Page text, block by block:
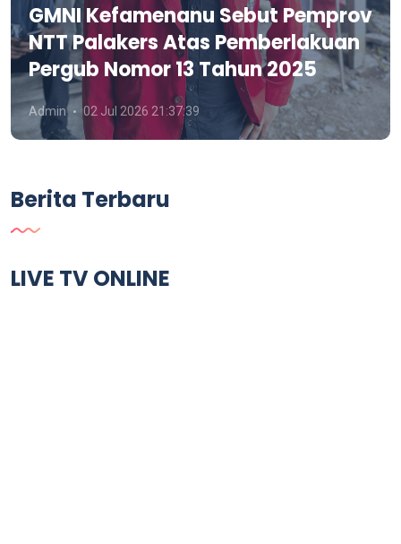
GMNI Kefamenanu Sebut Pemprov
NTT Palakers Atas Pemberlakuan
Pergub Nomor 13 Tahun 2025
Admin 02 Jul 2026 21:37:39
Berita Terbaru
LIVE TV ONLINE